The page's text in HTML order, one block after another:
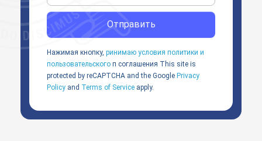
Отправить
Нажимая кнопку, ринимаю условия политики и
пользовательского п соглашения This site is
protected by reCAPTCHA and the Google Privacy
Policy and Terms of Service apply.